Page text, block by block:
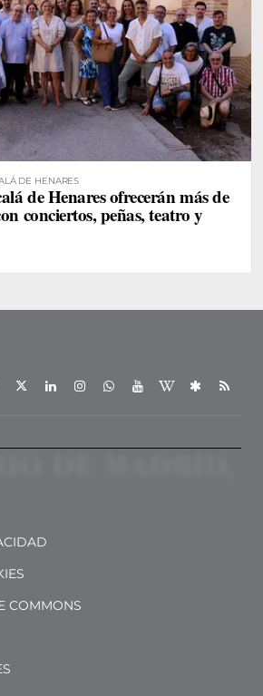
DE HENARES
de Henares ofrecerán más de
conciertos, peñas, teatro y
COMMONS